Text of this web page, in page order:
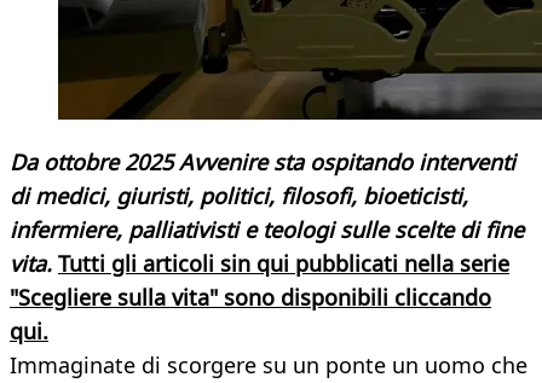
Da ottobre 2025 Avvenire sta ospitando interventi
di medici, giuristi, politici, filosofi, bioeticisti,
infermiere, palliativisti e teologi sulle scelte di fine
vita. Tutti gli articoli sin qui pubblicati nella serie
"Scegliere sulla vita" sono disponibili cliccando
qui.
Immaginate di scorgere su un ponte un uomo che